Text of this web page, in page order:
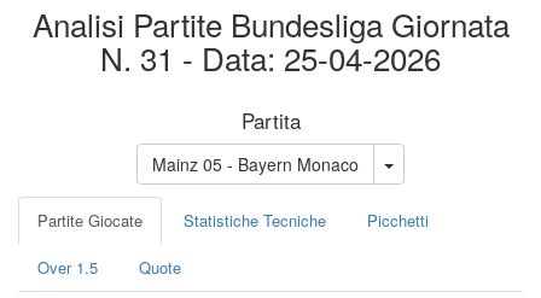
Analisi Partite Bundesliga Giornata
N. 31 - Data: 25-04-2026
Partita
Mainz 05 - Bayern Monaco
Partite Giocate Statistiche Tecniche Picchetti
Over 1.5 Quote